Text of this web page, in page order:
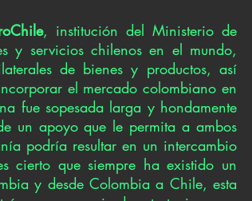
, institución del Ministerio de
y servicios chilenos en el mundo,
de bienes y productos, así
el mercado colombiano en
fue sopesada larga y hondamente
un apoyo que le permita a ambos
podría resultar en un intercambio
cierto que siempre ha existido un
y desde Colombia a Chile, esta